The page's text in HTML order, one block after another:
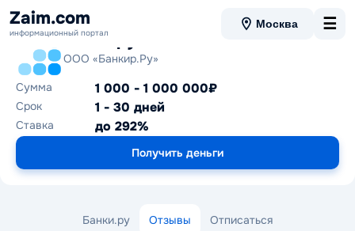
Zaim.com
информационный портал
Москва ☰
Банки.ру
ООО «Банкир.Ру»
Сумма
1 000 - 1 000 000₽
Срок 1 - 30 дней
Ставка до 292%
Получить деньги
Банки.ру Отзывы Отписаться